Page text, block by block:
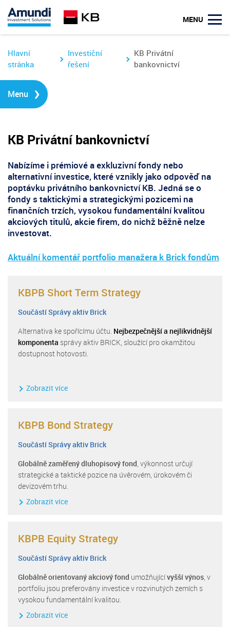
MENU
Hlavní
stránka
Investiční
řešení
KB Privátní
bankovnictví
Menu ›
KB Privátní bankovnictví
Nabízíme i prémiové a exkluzivní fondy nebo
alternativní investice, které vznikly jako odpověď na
poptávku privátního bankovnictví KB. Jedná se o
fondy s taktickými a strategickými pozicemi na
finančních trzích, vysokou fundamentální kvalitou
akciových titulů, akcie firem, do nichž běžně nelze
investovat.
Aktuální komentář portfolio manažera k Brick fondům
KBPB Short Term Strategy
Součástí Správy aktiv Brick
Alternativa ke spořícímu účtu. Nejbezpečnější a nejlikvidnější
komponenta správy aktiv BRICK, sloužící pro okamžitou
dostupnost hotovosti.
Zobrazit více
KBPB Bond Strategy
Součástí Správy aktiv Brick
Globálně zaměřený dluhopisový fond, výkonnost určují
strategické a taktické pozice na úvěrovém, úrokovém či
devizovém trhu.
Zobrazit více
KBPB Equity Strategy
Součástí Správy aktiv Brick
Globálně orientovaný akciový fond umožňujícívyšší výnos, v
portfoliu jsou preferovány investice v rozvinutých zemích s
vysokou fundamentální kvalitou.
Zobrazit více